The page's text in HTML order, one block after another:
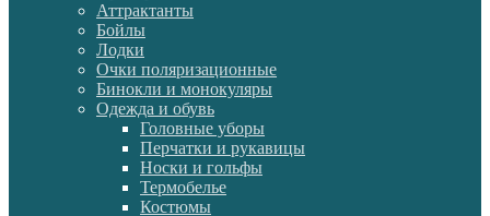
Аттрактанты
Бойлы
Лодки
Очки поляризационные
Бинокли и монокуляры
Одежда и обувь
Головные уборы
Перчатки и рукавицы
Носки и гольфы
Термобелье
Костюмы